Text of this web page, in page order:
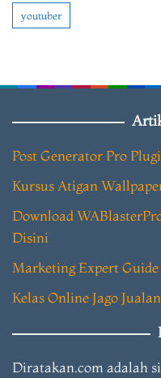
youtuber
Post Generator Pro
Kursus Atigan
Download
Disini
Marketing Expert Guide
Kelas Online Jago
Diratakan.com adalah